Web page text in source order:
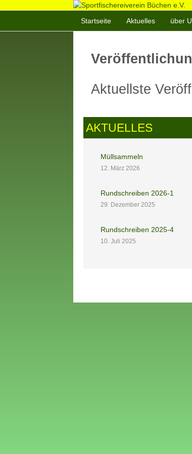
Startseite Aktuelles über
Aktuellste
AKTUELLES
Müllsammeln
12. März 2026
Rundschreiben 2026-1
29. Dezember 2025
Rundschreiben 2025-4
10. Juli 2025